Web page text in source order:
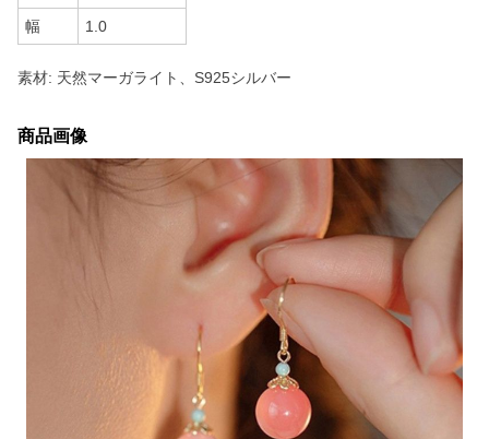
幅 1.0
素材: 天然マーガライト、S925シルバー
商品画像